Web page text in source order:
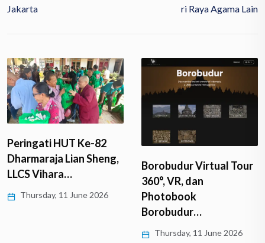
Jakarta
Ri Raya Agama Lain
Peringati HUT Ke-82
Dharmaraja Lian Sheng,
LLCS Vihara…
Thursday, 11 June 2026
Borobudur Virtual Tour
360°, VR, dan
Photobook
Borobudur…
Thursday, 11 June 2026